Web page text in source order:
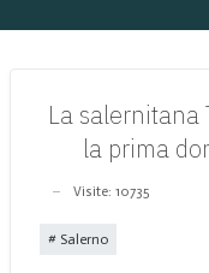
La salernitana
la prima
Visite: 10735
Salerno